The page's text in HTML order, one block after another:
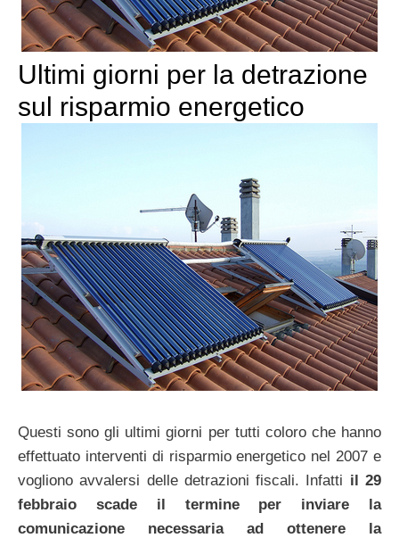
Ultimi giorni per la detrazione
sul risparmio energetico
Questi sono gli ultimi giorni per tutti coloro che hanno
effettuato interventi di risparmio energetico nel 2007 e
vogliono avvalersi delle detrazioni fiscali. Infatti il 29
febbraio scade il termine per inviare la
comunicazione necessaria ad ottenere la